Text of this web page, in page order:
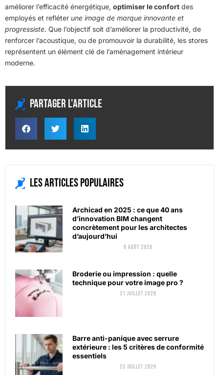
améliorer l’efficacité énergétique, optimiser le confort des
employés et refléter une image de marque innovante et
progressiste. Que l’objectif soit d’améliorer la productivité, de
renforcer l’acoustique, ou de promouvoir la durabilité, les stores
représentent un élément clé de l’aménagement intérieur
moderne.
Partager l'article
Les articles populaires
Archicad en 2025 : ce que 40 ans
d’innovation BIM changent
concrètement pour les architectes
d’aujourd’hui
6 août 2026
Broderie ou impression : quelle
technique pour votre image pro ?
31 juillet 2026
Barre anti-panique avec serrure
extérieure : les 5 critères de conformité
essentiels
23 juillet 2026